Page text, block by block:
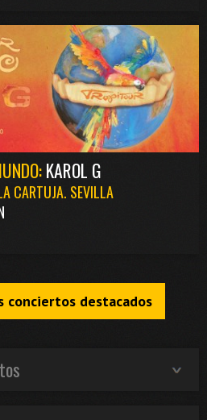
KAROL G
CARTUJA. SEVILLA
conciertos destacados